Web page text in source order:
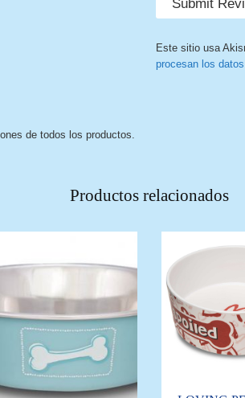
Este sitio usa
procesan los
de todos los productos.
Productos relacionados